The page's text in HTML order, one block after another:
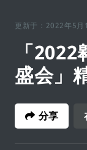
更新于：2022年5月
「
盛会」
分享